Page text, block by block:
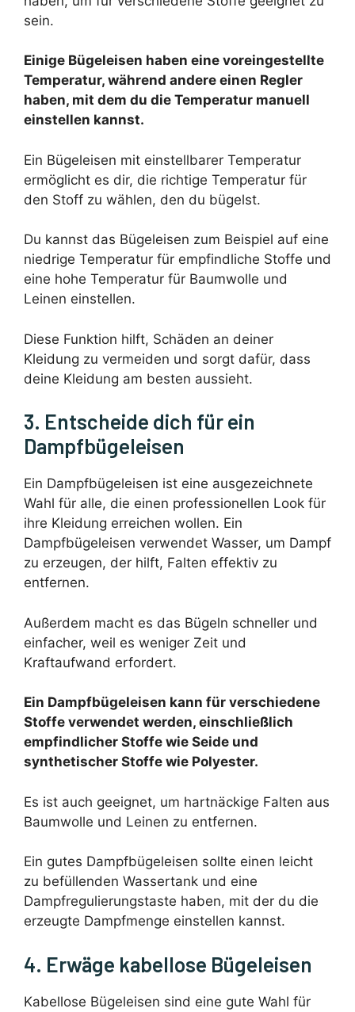
sein.
Einige Bügeleisen haben eine voreingestellte
Temperatur, während andere einen Regler
haben, mit dem du die Temperatur manuell
einstellen kannst.
Ein Bügeleisen mit einstellbarer Temperatur
ermöglicht es dir, die richtige Temperatur für
den Stoff zu wählen, den du bügelst.
Du kannst das Bügeleisen zum Beispiel auf eine
niedrige Temperatur für empfindliche Stoffe und
eine hohe Temperatur für Baumwolle und
Leinen einstellen.
Diese Funktion hilft, Schäden an deiner
Kleidung zu vermeiden und sorgt dafür, dass
deine Kleidung am besten aussieht.
3. Entscheide dich für ein
Dampfbügeleisen
Ein Dampfbügeleisen ist eine ausgezeichnete
Wahl für alle, die einen professionellen Look für
ihre Kleidung erreichen wollen. Ein
Dampfbügeleisen verwendet Wasser, um Dampf
zu erzeugen, der hilft, Falten effektiv zu
entfernen.
Außerdem macht es das Bügeln schneller und
einfacher, weil es weniger Zeit und
Kraftaufwand erfordert.
Ein Dampfbügeleisen kann für verschiedene
Stoffe verwendet werden, einschließlich
empfindlicher Stoffe wie Seide und
synthetischer Stoffe wie Polyester.
Es ist auch geeignet, um hartnäckige Falten aus
Baumwolle und Leinen zu entfernen.
Ein gutes Dampfbügeleisen sollte einen leicht
zu befüllenden Wassertank und eine
Dampfregulierungstaste haben, mit der du die
erzeugte Dampfmenge einstellen kannst.
4. Erwäge kabellose Bügeleisen
Kabellose Bügeleisen sind eine gute Wahl für